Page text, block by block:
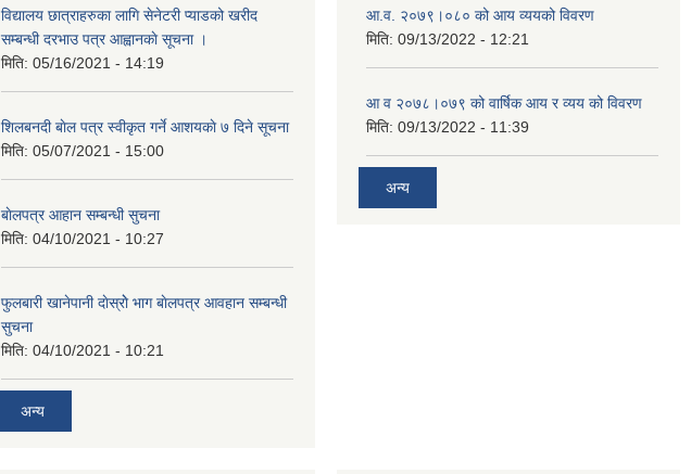
विद्यालय छात्राहरुका लागि सेनेटरी प्याडको खरीद
सम्बन्धी दरभाउ पत्र आह्वानकाे सूचना ।
मिति: 05/16/2021 - 14:19
शिलबनदी बाेल पत्र स्वीकृत गर्ने आशयकाे ७ दिने सूचना
मिति: 05/07/2021 - 15:00
बाेलपत्र आहान सम्बन्धी सुचना
मिति: 04/10/2021 - 10:27
फुलबारी खानेपानी दाेस्राेे भाग बाेलपत्र आवहान सम्बन्धी
सुचना
मिति: 04/10/2021 - 10:21
अन्य
आ.व. २०७९।०८० को आय व्ययको विवरण
मिति: 09/13/2022 - 12:21
आ‍ व २०७८।०७९ को वार्षिक आय र व्यय को विवरण
मिति: 09/13/2022 - 11:39
अन्य